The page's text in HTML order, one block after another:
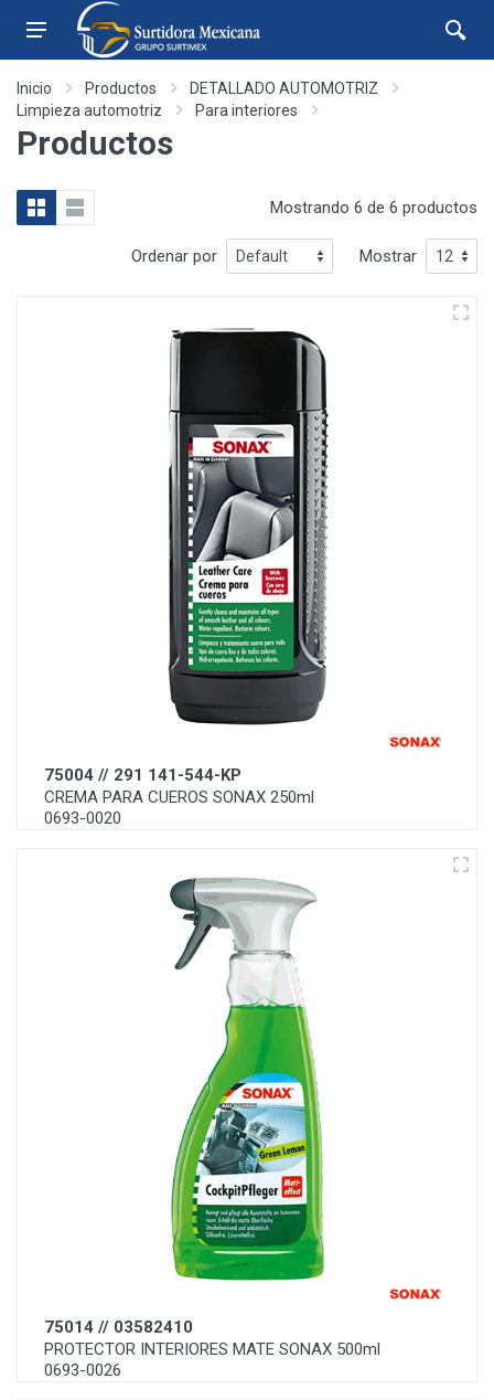
Inicio Productos
DETALLADO AUTOMOTRIZ
Limpieza automotriz
Para interiores
Productos
Mostrando 6 de 6 productos
Ordenar por Mostrar
75004 // 291 141-544-KP
CREMA PARA CUEROS SONAX 250ml
0693-0020
75014 // 03582410
PROTECTOR INTERIORES MATE SONAX 500ml
0693-0026